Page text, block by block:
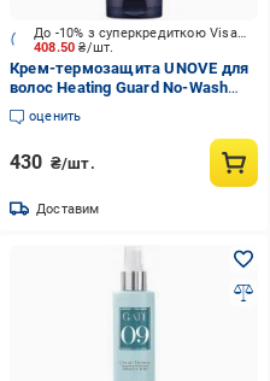
408.50₴/шт.
До -10% з суперкредиткою Visa Вигода
Крем-термозащита UNOVE для
волос Heating Guard No-Wash
Treatment 40 мл
оценить
430 ₴/шт.
Доставим